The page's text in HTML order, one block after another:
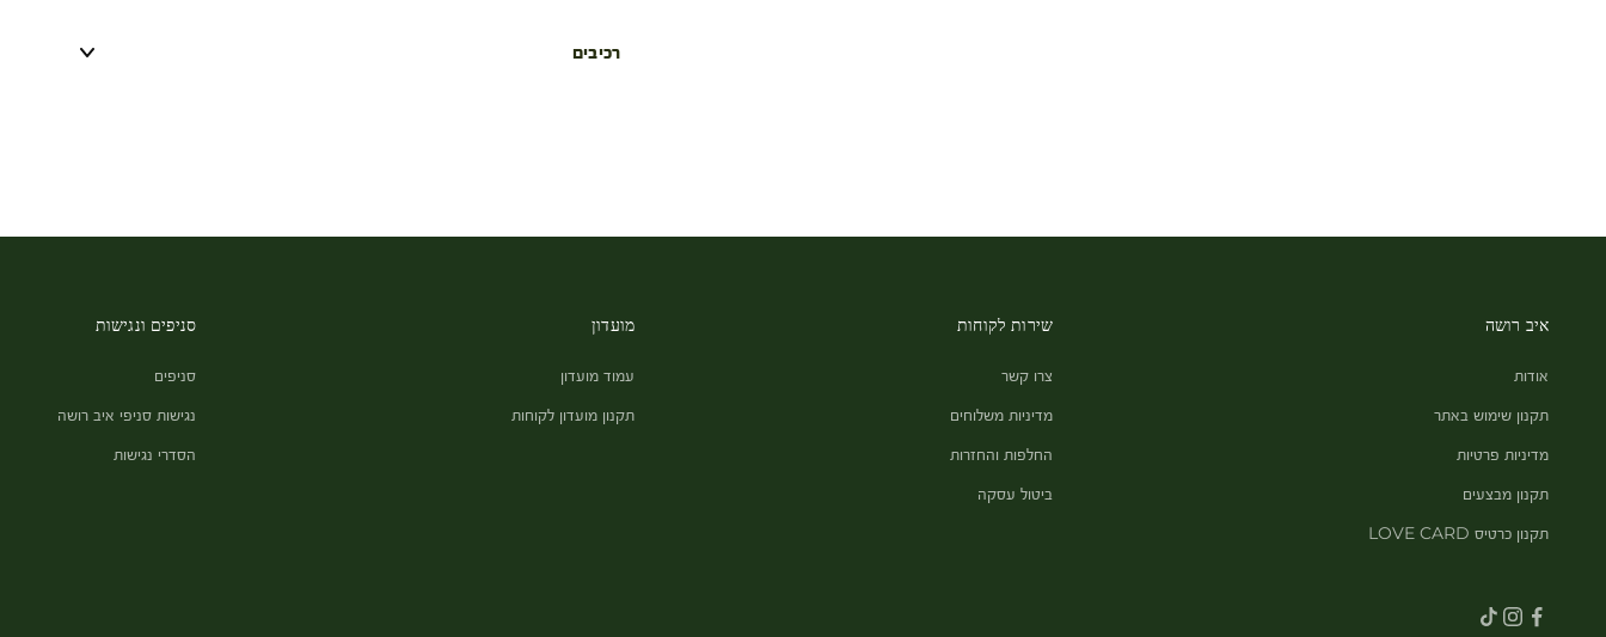
רכיבים
איב רושה
אודות
תקנון שימוש באתר
מדיניות פרטיות
תקנון מבצעים
תקנון כרטיס LOVE CARD
שירות לקוחות
צרו קשר
מדיניות משלוחים
החלפות והחזרות
ביטול עסקה
מועדון
עמוד מועדון
תקנון מועדון לקוחות
סניפים ונגישות
סניפים
נגישות סניפי איב רושה
הסדרי נגישות